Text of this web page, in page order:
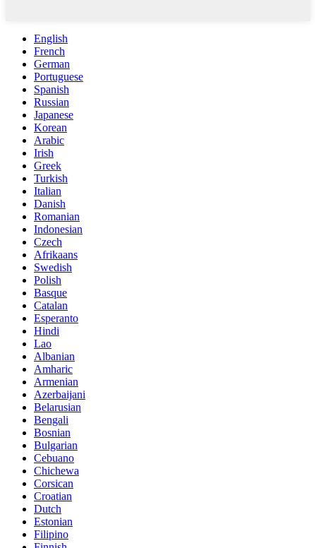
English
French
German
Portuguese
Spanish
Russian
Japanese
Korean
Arabic
Irish
Greek
Turkish
Italian
Danish
Romanian
Indonesian
Czech
Afrikaans
Swedish
Polish
Basque
Catalan
Esperanto
Hindi
Lao
Albanian
Amharic
Armenian
Azerbaijani
Belarusian
Bengali
Bosnian
Bulgarian
Cebuano
Chichewa
Corsican
Croatian
Dutch
Estonian
Filipino